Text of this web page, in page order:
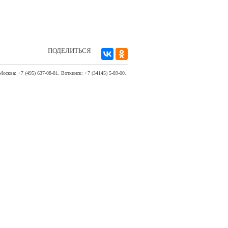
ПОДЕЛИТЬСЯ
+7 (495) 637-08-81. Воткинск: +7 (34145) 5-89-00.